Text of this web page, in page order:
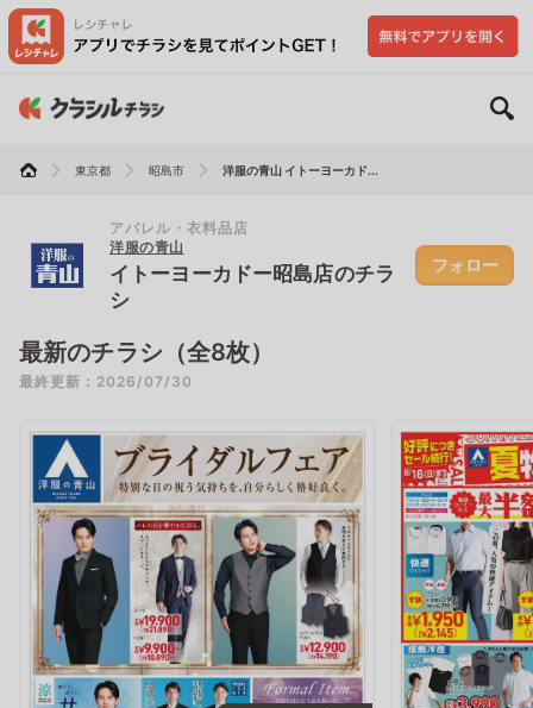
東京都 昭島市 洋服の青山 イトーヨーカド...
アパレル・衣料品店
洋服の青山
イトーヨーカドー昭島店のチラ
シ
フォロー
最新のチラシ（全8枚）
最終更新：2026/07/30